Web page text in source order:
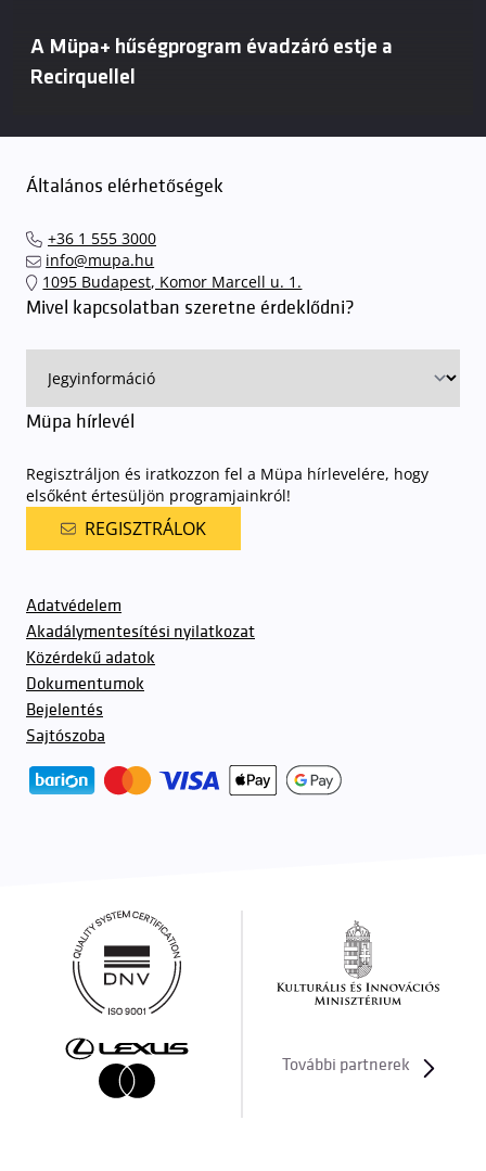
A Müpa+ hűségprogram évadzáró estje a
Recirquellel
Általános elérhetőségek
+36 1 555 3000
info@mupa.hu
1095 Budapest, Komor Marcell u. 1.
Mivel kapcsolatban szeretne érdeklődni?
Müpa hírlevél
Regisztráljon és iratkozzon fel a Müpa hírlevelére, hogy
elsőként értesüljön programjainkról!
REGISZTRÁLOK
Adatvédelem
Akadálymentesítési nyilatkozat
Közérdekű adatok
Dokumentumok
Bejelentés
Sajtószoba
További partnerek